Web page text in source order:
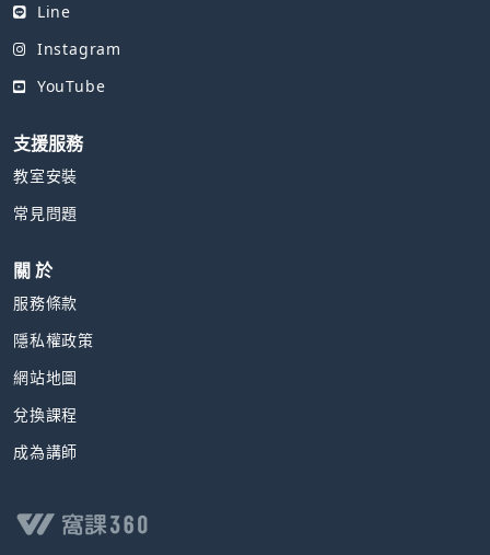
Line
Instagram
YouTube
支援服務
教室安裝
常見問題
關 於
服務條款
隱私權政策
網站地圖
兌換課程
成為講師